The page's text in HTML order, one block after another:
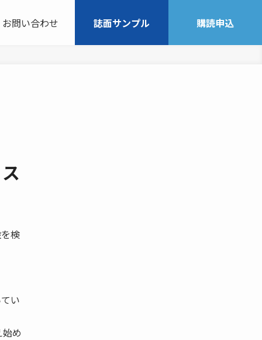
お問い合わせ 誌面サンプル 購読申込
検
い
め